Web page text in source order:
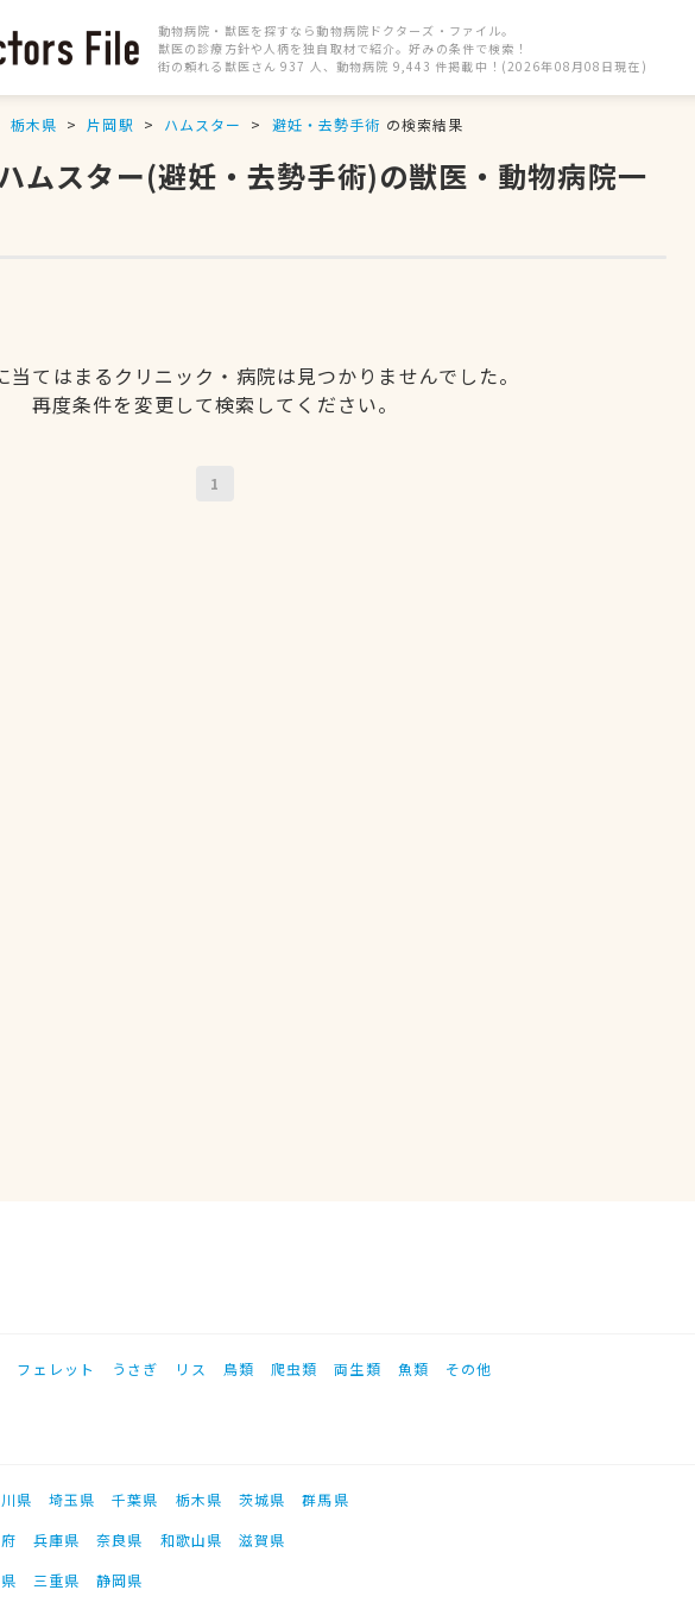
動物病院・獣医を探すなら動物病院ドクターズ・ファイル。
獣医の診療方針や人柄を独自取材で紹介。好みの条件で検索！
街の頼れる獣医さん 937 人、動物病院 9,443 件掲載中！(2026年08月08日現在)
栃木県 片岡駅 ハムスター 避妊・去勢手術 の検索結果
ムスター(避妊・去勢手術)の獣医・動物病院一
当てはまるクリニック・病院は見つかりませんでした。
再度条件を変更して検索してください。
1
フェレット うさぎ リス 鳥類 爬虫類 両生類 魚類 その他
県 埼玉県 千葉県 栃木県 茨城県
群馬県
兵庫県 奈良県 和歌山県
滋賀県
三重県
静岡県